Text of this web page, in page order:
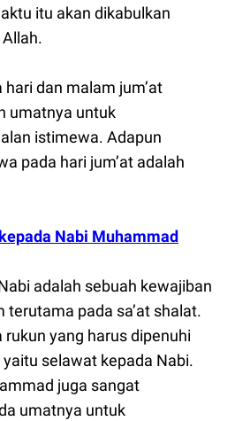
itu akan dikabulkan
dan malam jum’at
umatnya untuk
istimewa. Adapun
pada hari jum’at adalah
Nabi Muhammad
adalah sebuah kewajiban
terutama pada sa’at shalat.
rukun yang harus dipenuhi
selawat kepada Nabi.
juga sangat
umatnya untuk